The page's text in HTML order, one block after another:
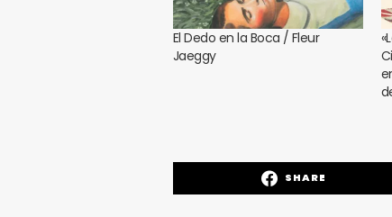
El Dedo en la Boca / Fleur
Jaeggy
SHARE